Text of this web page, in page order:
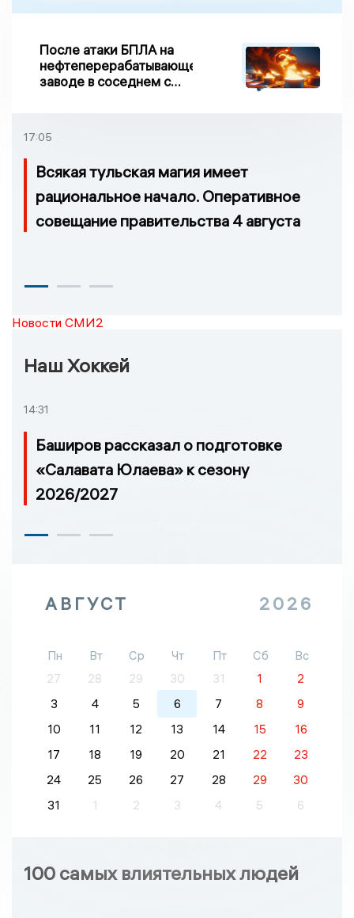
После атаки БПЛА на
нефтеперерабатывающем
заводе в соседнем с
17:05
Всякая тульская магия имеет
рациональное начало. Оперативное
совещание правительства 4 августа
Новости СМИ2
Наш Хоккей
14:31
Баширов рассказал о подготовке
«Салавата Юлаева» к сезону
2026/2027
АВГУСТ 2026
Пн Вт Ср Чт Пт Сб
Вс
27
28 29 30 31 1
2
3
4 5 6 7 8
9
10
11 12 13 14 15
16
17
18 19 20 21 22
23
24
25 26 27 28 29
30
31
1 2 3 4 5 6
100 самых влиятельных людей